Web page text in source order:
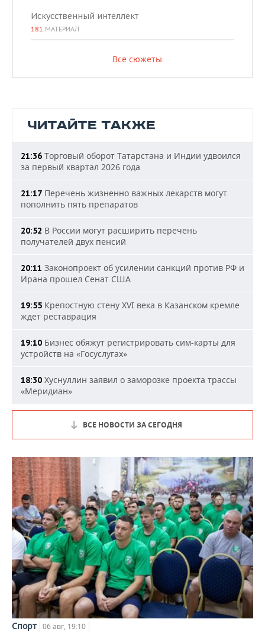
Искусственный интеллект
181 МАТЕРИАЛ
Все сюжеты
ЧИТАЙТЕ ТАКЖЕ
21:36 Торговый оборот Татарстана и Индии удвоился
за первый квартал 2026 года
21:17 Перечень жизненно важных лекарств могут
пополнить пять препаратов
20:52 В России могут расширить перечень
получателей двух пенсий
20:11 Законопроект об усилении санкций против РФ и
Ирана прошел Сенат США
19:55 Крепостную стену XVI века в Казанском кремле
ждет реставрация
19:10 Бизнес обяжут регистрировать сим-карты для
устройств на «Госуслугах»
18:30 Хуснуллин заявил о заморозке проекта трассы
«Меридиан»
ВСЕ НОВОСТИ ЗА СЕГОДНЯ
Спорт 06 авг, 19:10